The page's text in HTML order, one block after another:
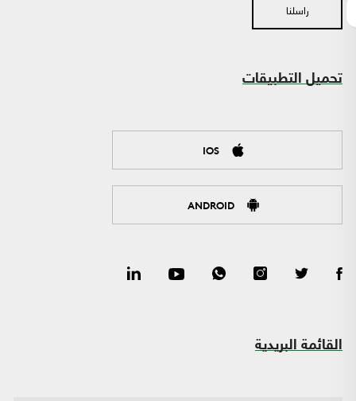
راسلنا
تحميل التطبيقات
IOS
ANDROID
القائمة البريدية